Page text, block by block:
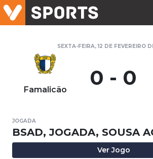
SEXTA-FEIRA, 12 DE FEVEREIRO
Famalicão 0 - 0
JOGADA
BSAD, JOGADA, SOUSA
Ver Jogo